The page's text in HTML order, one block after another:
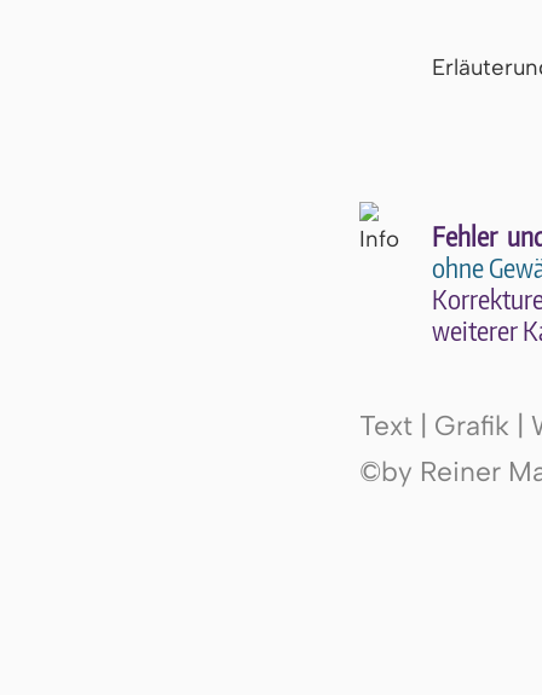
Fehler
ohne
wei­te­rer
Text | Grafik |
©by Reiner